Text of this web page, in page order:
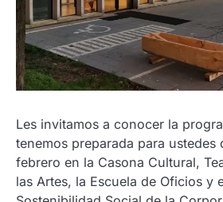
Les invitamos a conocer la
tenemos preparada para ustedes
febrero en la Casona Cultural,
las Artes, la Escuela de Oficios y